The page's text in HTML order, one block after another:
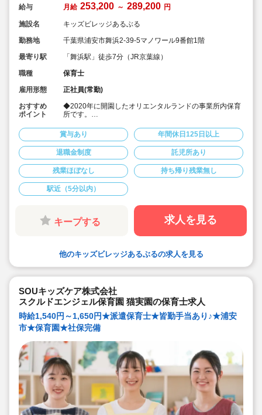
給与 月給 253,200 ～ 289,200 円
施設名
キッズビレッジあるぶる
勤務地
千葉県浦安市舞浜2-39-5マノワール9番館1階
最寄り駅
「舞浜駅」徒歩7分（JR京葉線）
職種
保育士
雇用形態
正社員(常勤)
おすすめ
ポイント
◆2020年に開園したオリエンタルランドの事業所内保育
所です。
しています。
◆年間休日125日以上♪
◆車通勤可能す。
◆書類作成はIT活用で業務軽減！持ち帰り仕事ほぼな
し！
賞与あり 年間休日125日以上
退職金制度 託児所あり
残業ほぼなし 持ち帰り残業無し
駅近（5分以内）
キープする 求人を見る
他のキッズビレッジあるぶるの求人を見る
SOUキッズケア株式会社
スクルドエンジェル保育園 猫実園の保育士求人
時給1,540円～1,650円★派遣保育士★皆勤手当あり♪★浦安
市★保育園★社保完備